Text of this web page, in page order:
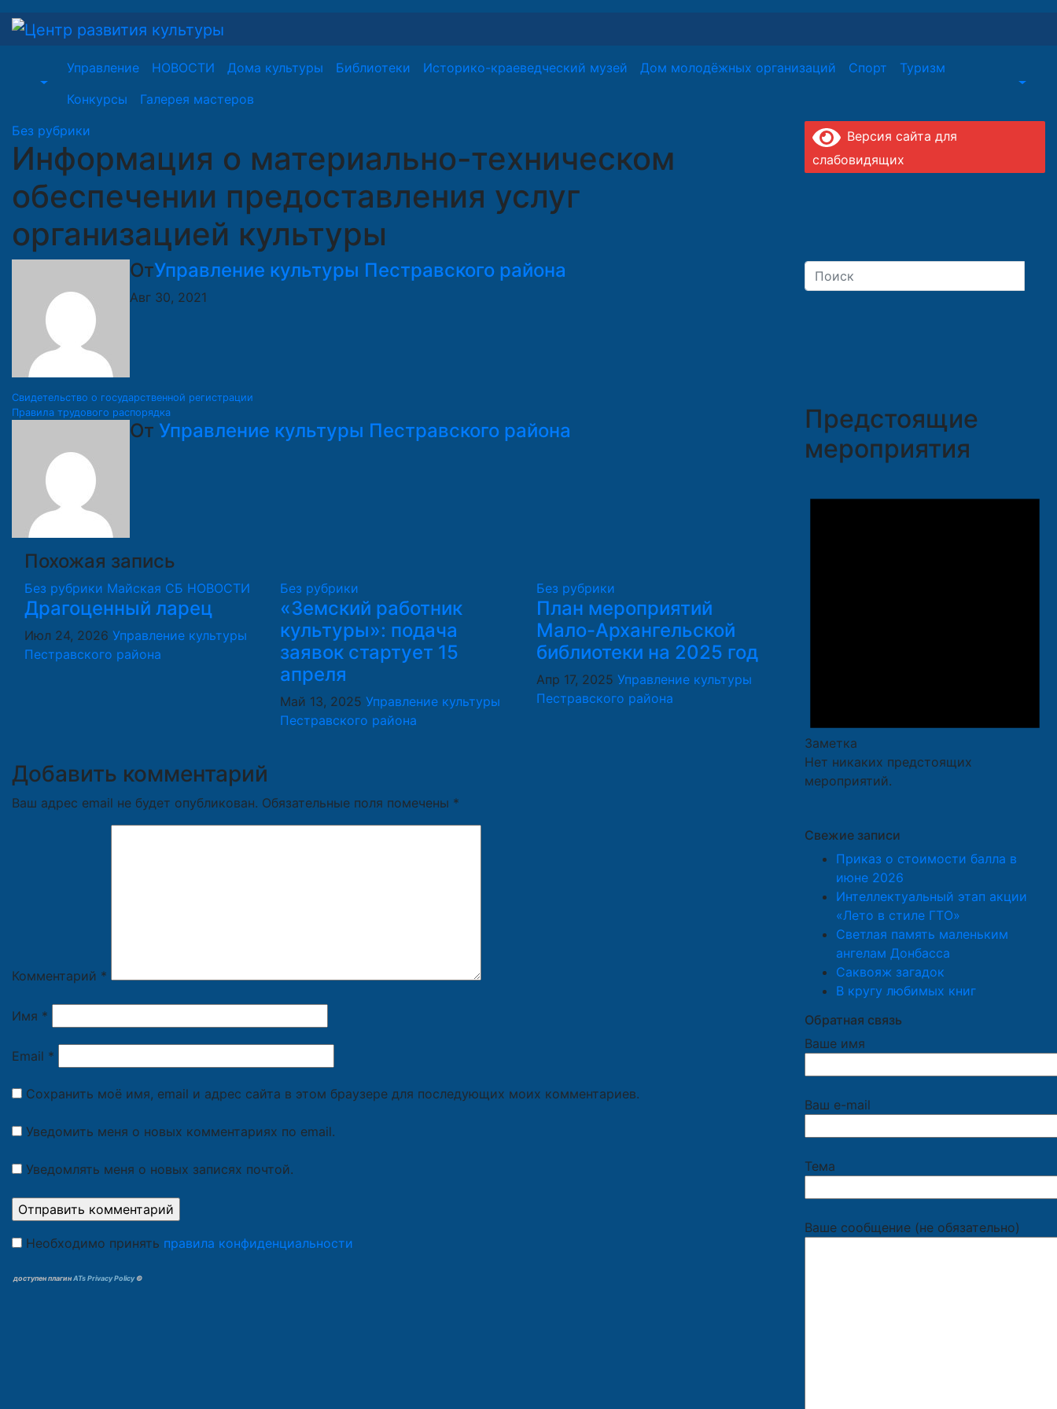
Управление
НОВОСТИ Дома культуры Библиотеки Историко-краеведческий музей Дом молодёжных организаций Спорт
Туризм
Конкурсы
Галерея мастеров
Без рубрики
Информация о материально-техническом
обеспечении предоставления услуг
организацией культуры
ОтУправление культуры Пестравского района
Авг 30, 2021
Навигация
записям
Свидетельство о государственной регистрации
Правила трудового распорядка
От Управление культуры Пестравского района
Похожая запись
Без рубрики Майская СБ НОВОСТИ
Драгоценный ларец
Июл 24, 2026 Управление культуры
Пестравского района
Без рубрики
«Земский работник
культуры»: подача
заявок стартует 15
апреля
Май 13, 2025Управление культуры
Пестравского района
Без рубрики
План мероприятий
Мало-Архангельской
библиотеки на 2025 год
Апр 17, 2025 Управление культуры
Пестравского района
Добавить комментарий
Ваш адрес email не будет опубликован. Обязательные поля помечены *
Комментарий *
Имя *
Email *
Сохранить моё имя, email и адрес сайта в этом браузере для последующих моих комментариев.
Уведомить меня о новых комментариях по email.
Уведомлять меня о новых записях почтой.
Необходимо принять правила конфиденциальности
доступен плагинATs Privacy Policy©
Версия сайта для
слабовидящих
Предстоящие
мероприятия
Заметка
Нет никаких предстоящих
мероприятий.
Свежие записи
Приказ о стоимости балла в
июне 2026
Интеллектуальный этап акции
«Лето в стиле ГТО»
Светлая память маленьким
ангелам Донбасса
Саквояж загадок
В кругу любимых книг
Обратная связь
Ваше имя
Ваш e-mail
Тема
Ваше сообщение (не обязательно)